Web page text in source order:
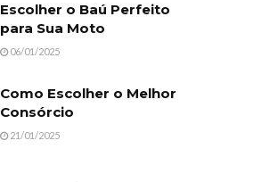
Escolher o Baú Perfeito
para Sua Moto
06/01/2025
Como Escolher o Melhor
Consórcio
21/01/2025